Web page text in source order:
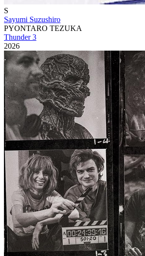
S
Sayumi Suzushiro
PYONTARO TEZUKA
Thunder 3
2026